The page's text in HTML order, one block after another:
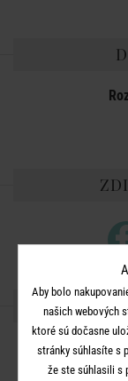
Aby bolo
našich webových
ktoré sú dočasne
stránky súhlasíte s
že ste súhlasili s